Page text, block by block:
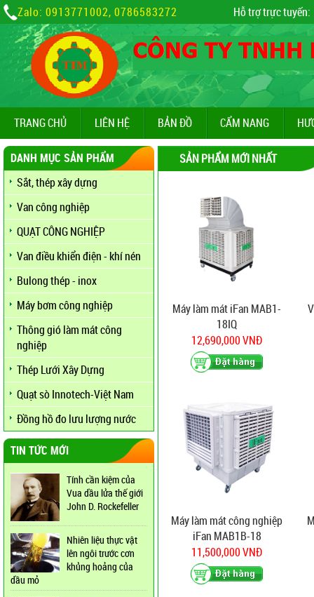
Zalo: 0913771002, 0786583272 Hỗ trợ trực tuyến:
TRANG CHỦ LIÊN HỆ BẢN ĐỒ CẨM NANG
DANH MỤC SẢN PHẨM
Sắt, thép xây dựng
Van công nghiệp
QUẠT CÔNG NGHIỆP
Van điều khiển điện - khí nén
Bulong thép - inox
Máy bơm công nghiệp
Thông gió làm mát công
nghiệp
Thép Lưới Xây Dựng
Quạt sò Innotech-Việt Nam
Đồng hồ đo lưu lượng nước
TIN TỨC MỚI
Tính cần kiệm của
Vua dầu lửa thế giới
John D. Rockefeller
Nhiên liệu thực vật
lên ngôi trước cơn
khủng hoảng của
dầu mỏ
SẢN PHẨM MỚI NHẤT
Máy làm mát iFan MAB1-
18IQ
12,690,000 VNĐ
Máy làm mát công nghiệp
iFan MAB1B-18
11,500,000 VNĐ